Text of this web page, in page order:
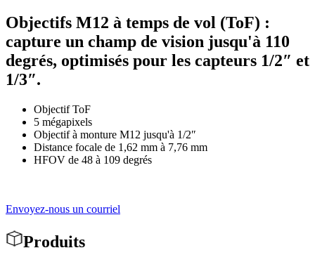
Objectifs M12 à temps de vol (ToF) :
capture un champ de vision jusqu'à 110
degrés, optimisés pour les capteurs 1/2″ et
1/3″.
Objectif ToF
5 mégapixels
Objectif à monture M12 jusqu'à 1/2″
Distance focale de 1,62 mm à 7,76 mm
HFOV de 48 à 109 degrés
Envoyez-nous un courriel
Produits